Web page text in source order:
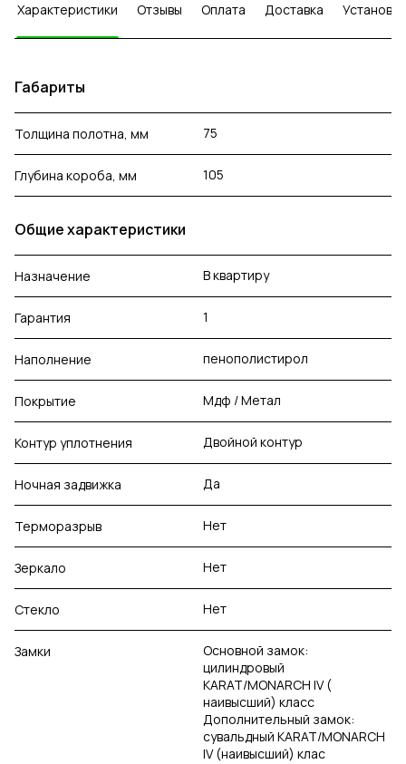
Характеристики Отзывы Оплата Доставка Установка
Габариты
Толщина полотна, мм 75
Глубина короба, мм 105
Общие характеристики
Назначение В квартиру
Гарантия 1
Наполнение пенополистирол
Покрытие Мдф / Метал
Контур уплотнения Двойной контур
Ночная задвижка Да
Терморазрыв Нет
Зеркало Нет
Стекло Нет
Замки
Основной замок:
цилиндровый
KARAT/MONARCH IV (
наивысший) класс
Дополнительный замок:
сувальдный KARAT/MONARCH
IV (наивысший) клас